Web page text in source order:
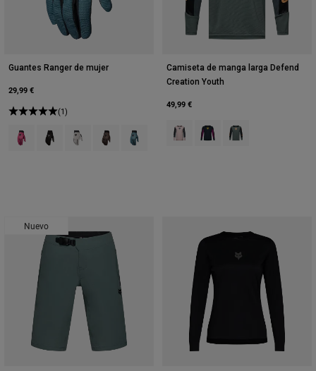
Guantes Ranger de mujer
29,99 €
(1)
Product swatch type of Berry.
Product swatch type of Negro.
Product swatch type of Blanco tiza.
Product swatch type of Verde militar.
Product swatch type of Verde salvia.
Camiseta de manga larga Defend
Creation Youth
49,99 €
Product swatch type of Rosa
Product swatch type of
Product swatch
Nuevo